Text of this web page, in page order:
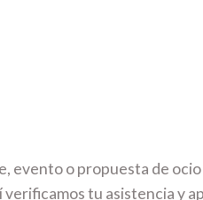
evento o propuesta de
verificamos tu asistencia y